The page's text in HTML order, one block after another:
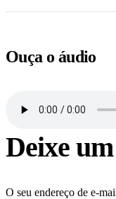
Ouça o áudio
Deixe
O seu endereço de e-